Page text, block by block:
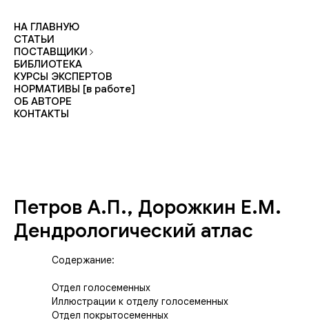
НА ГЛАВНУЮ
СТАТЬИ
ПОСТАВЩИКИ
БИБЛИОТЕКА
КУРСЫ ЭКСПЕРТОВ
НОРМАТИВЫ [в работе]
ОБ АВТОРЕ
КОНТАКТЫ
Петров А.П., Дорожкин Е.М.
Дендрологический атлас
Содержание:
Отдел голосеменных
Иллюстрации к отделу голосеменных
Отдел покрытосеменных